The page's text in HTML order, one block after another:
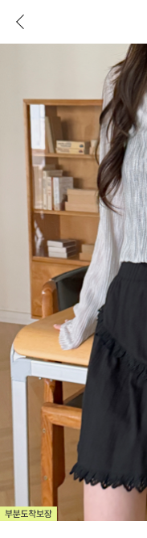
로그인
콘텐츠 리뷰 & 혜택
CATEGORY
도착보장⚡
인플루언서 pick!
신상 5%
베스트
MADE
세트할인 ~30%
하객룩
110사이즈